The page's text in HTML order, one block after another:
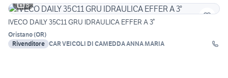
8
IVECO DAILY 35C11 GRU IDRAULICA EFFER A 3°
Oristano(OR)
Rivenditore CAR VEICOLI DI CAMEDDA ANNA MARIA